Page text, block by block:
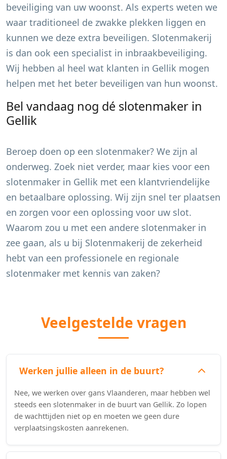
beveiliging van uw woonst. Als experts weten we
waar traditioneel de zwakke plekken liggen en
kunnen we deze extra beveiligen. Slotenmakerij
is dan ook een specialist in inbraakbeveiliging.
Wij hebben al heel wat klanten in Gellik mogen
helpen met het beter beveiligen van hun woonst.
Bel vandaag nog dé slotenmaker in
Gellik
Beroep doen op een slotenmaker? We zijn al
onderweg. Zoek niet verder, maar kies voor een
slotenmaker in Gellik met een klantvriendelijke
en betaalbare oplossing. Wij zijn snel ter plaatsen
en zorgen voor een oplossing voor uw slot.
Waarom zou u met een andere slotenmaker in
zee gaan, als u bij Slotenmakerij de zekerheid
hebt van een professionele en regionale
slotenmaker met kennis van zaken?
Veelgestelde vragen
Werken jullie alleen in de buurt?
Nee, we werken over gans Vlaanderen, maar hebben wel
steeds een slotenmaker in de buurt van Gellik. Zo lopen
de wachttijden niet op en moeten we geen dure
verplaatsingskosten aanrekenen.